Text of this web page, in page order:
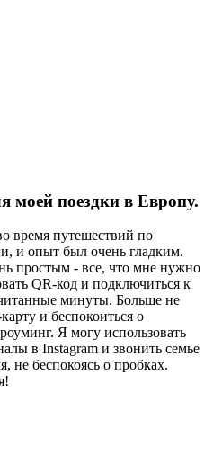
моей поездки в Европу.
время путешествий по
и опыт был очень гладким.
простым - все, что мне нужно
QR-код и подключиться к
минуты. Больше не
и беспокоиться о
Я могу использовать
в Instagram и звонить семье
не беспокоясь о пробках.